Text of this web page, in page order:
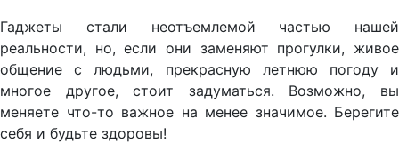
Гаджеты стали неотъемлемой частью нашей
реальности, но, если они заменяют прогулки, живое
общение с людьми, прекрасную летнюю погоду и
многое другое, стоит задуматься. Возможно, вы
меняете что-то важное на менее значимое. Берегите
себя и будьте здоровы!